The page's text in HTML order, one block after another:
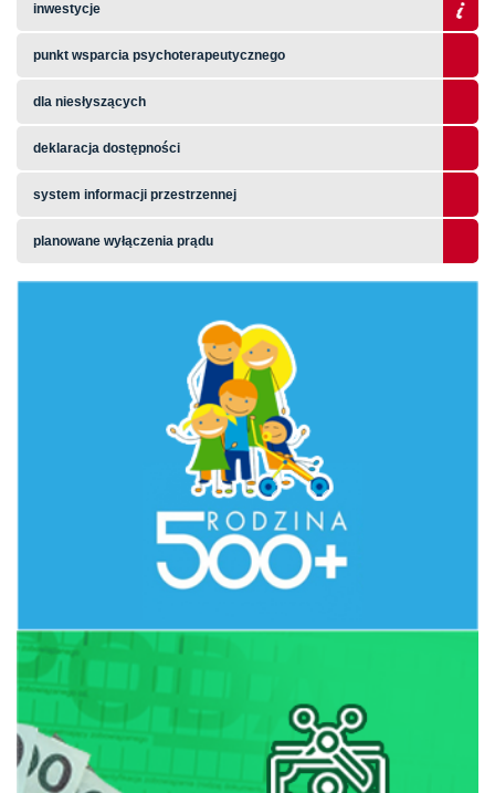
inwestycje
punkt wsparcia psychoterapeutycznego
dla niesłyszących
deklaracja dostępności
system informacji przestrzennej
planowane wyłączenia prądu